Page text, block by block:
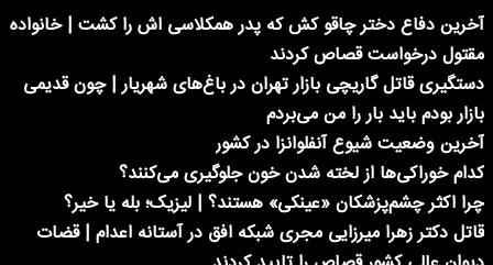
آخرین دفاع دختر چاقو کش که پدر همکلاسی اش را کشت | خانواده
مقتول درخواست قصاص کردند
دستگیری قاتل گاریچی بازار تهران در باغ‌های شهریار | چون قدیمی
بازار بودم باید بار را من می‌بردم
آخرین وضعیت شیوع آنفلوانزا در کشور
کدام خوراکی‌ها از لخته شدن خون جلوگیری می‌کنند؟
چرا اکثر چشم‌پزشکان «عینکی» هستند؟ | لیزیک؛ بله یا خیر؟
قاتل دکتر زهرا میرزایی مجری شبکه افق در آستانه اعدام | قضات